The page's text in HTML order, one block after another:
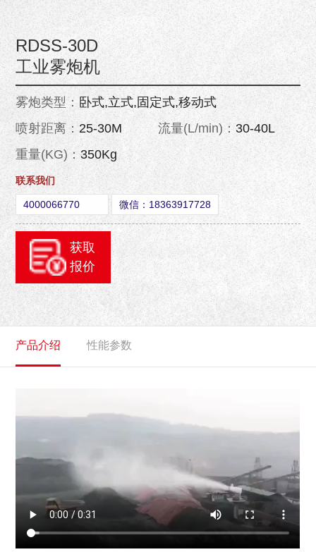
RDSS-30D
工业雾炮机
雾炮类型： 卧式,立式,固定式,移动式
喷射距离：25-30M 流量(L/min)： 30-40L
重量(KG)：350Kg
联系我们
4000066770 微信：18363917728
获取
报价
产品介绍 性能参数